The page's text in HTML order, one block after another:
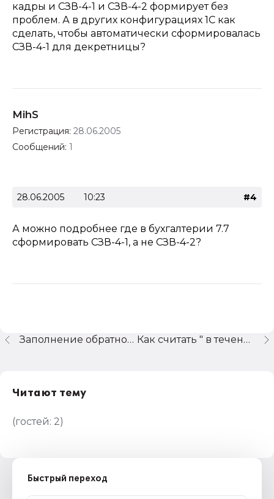
кадры и СЗВ-4-1 и СЗВ-4-2 формирует без
проблем. А в других конфигурациях 1С как
сделать, чтобы автоматически сформировалась
СЗВ-4-1 для декретницы?
MihS
Регистрация: 28.06.2005
Сообщений: 1
28.06.2005 10:23 #4
А можно подробнее где в бухгалтерии 7.7
сформировать СЗВ-4-1, а не СЗВ-4-2?
Как считать " в течении 3 банковских дней с о дня подписания"
Заполнение обратной стороны больничного
Читают тему
(гостей: 2)
Быстрый переход